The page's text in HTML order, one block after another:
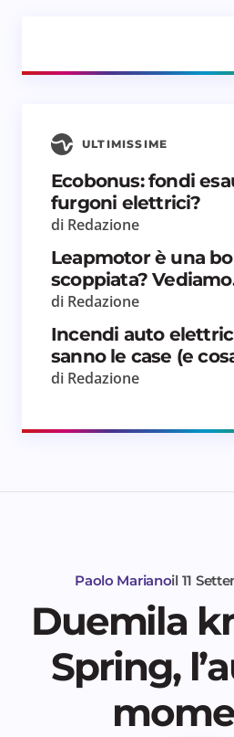
ULTIMISSIME
Ecobonus: fondi
furgoni elettrici?
di Redazione
Leapmotor è una
scoppiata?
di Redazione
Incendi auto
sanno le case (e
di Redazione
Paolo Marianoil 11
Duemila
Spring,